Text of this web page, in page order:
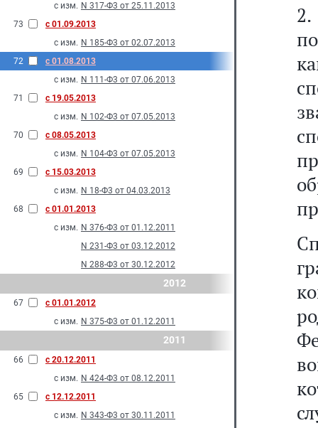
с изм. N 317-Ф3 от 25.11.2013
73
с 01.09.2013
с изм. N 185-Ф3 от 02.07.2013
72
с 01.08.2013
с изм. N 111-Ф3 от 07.06.2013
71
с 19.05.2013
с изм. N 102-Ф3 от 07.05.2013
70
с 08.05.2013
с изм. N 104-Ф3 от 07.05.2013
69
с 15.03.2013
с изм. N 18-Ф3 от 04.03.2013
68
с 01.01.2013
с изм. N 376-Ф3 от 01.12.2011
N 231-Ф3 от 03.12.2012
N 288-Ф3 от 30.12.2012
2012
67
с 01.01.2012
с изм. N 375-Ф3 от 01.12.2011
2011
66
с 20.12.2011
с изм. N 424-Ф3 от 08.12.2011
65
с 12.12.2011
с изм. N 343-Ф3 от 30.11.2011